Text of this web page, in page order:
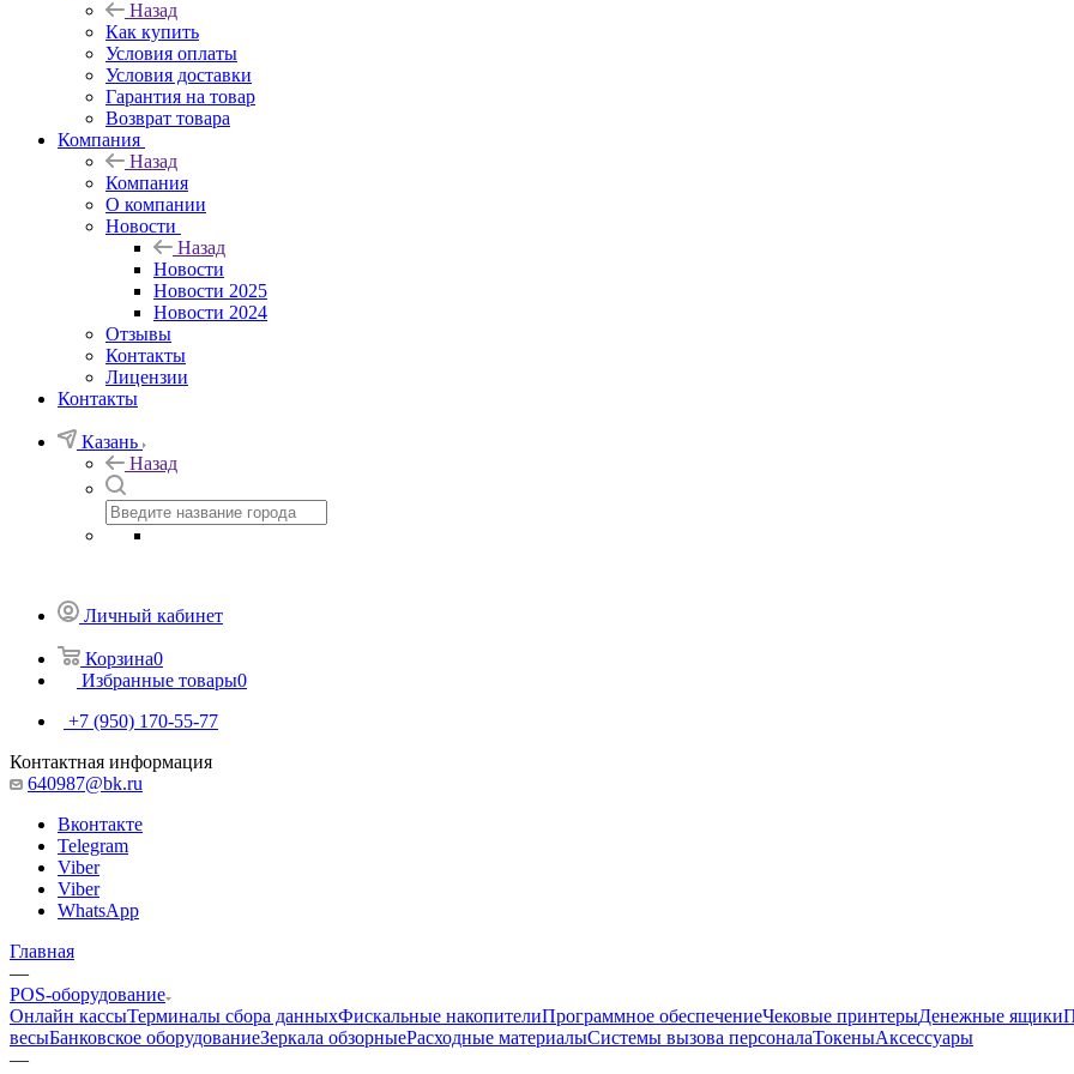
Назад
Как купить
Условия оплаты
Условия доставки
Гарантия на товар
Возврат товара
Компания
Назад
Компания
О компании
Новости
Назад
Новости
Новости 2025
Новости 2024
Отзывы
Контакты
Лицензии
Контакты
Казань
Назад
Личный кабинет
Корзина0
Избранные товары0
+7 (950) 170-55-77
Контактная информация
640987@bk.ru
Вконтакте
Telegram
Viber
Viber
WhatsApp
Главная
—
POS-оборудование
Онлайн кассыТерминалы сбора данныхФискальные накопителиПрограммное обеспечениеЧековые принтерыДенежные ящики
весыБанковское оборудованиеЗеркала обзорныеРасходные материалыСистемы вызова персоналаТокеныАксессуары
—